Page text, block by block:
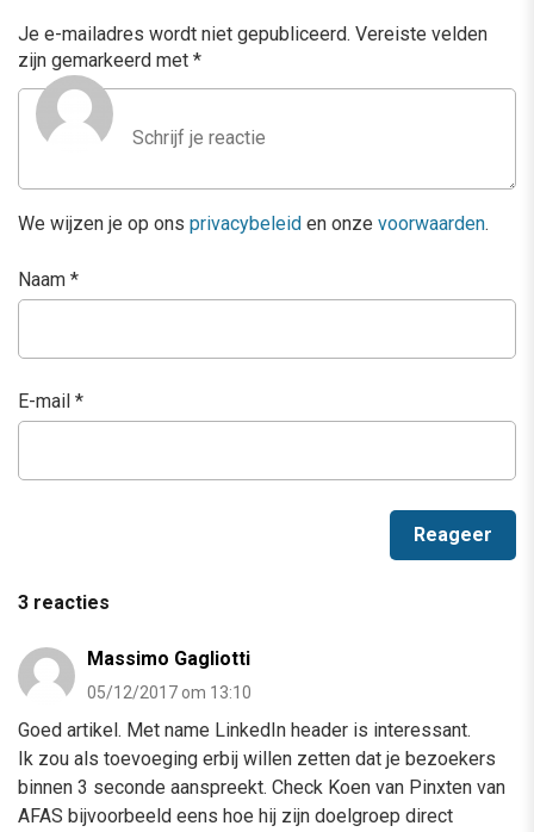
Je e-mailadres wordt niet gepubliceerd. Vereiste velden
zijn gemarkeerd met *
We wijzen je op ons privacybeleid en onze voorwaarden.
Naam *
E-mail *
3 reacties
Massimo Gagliotti
05/12/2017 om 13:10
Goed artikel. Met name LinkedIn header is interessant.
Ik zou als toevoeging erbij willen zetten dat je bezoekers
binnen 3 seconde aanspreekt. Check Koen van Pinxten van
AFAS bijvoorbeeld eens hoe hij zijn doelgroep direct